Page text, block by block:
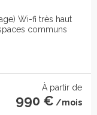
Wi-fi très haut
communs
À partir de
990 € /mois